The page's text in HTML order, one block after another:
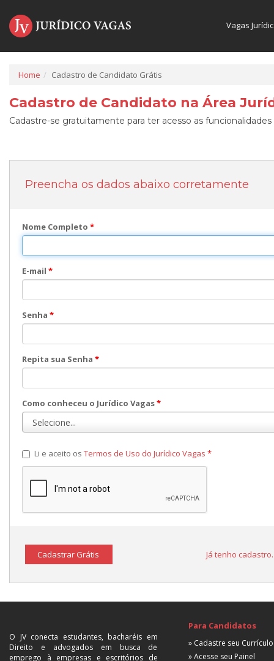
Vagas
Home Cadastro de Candidato Grátis
Cadastro de Candidato na Área
Cadastre-se gratuitamente para ter acesso as
Preencha os dados abaixo corretamente
Nome Completo *
E-mail *
Senha *
Repita sua Senha *
Como conheceu o Jurídico Vagas*
Li e aceito os Termos de Uso do Jurídico Vagas *
Cadastrar Grátis Já tenho
O JV conecta estudantes, bacharéis em
Direito e advogados em busca de
emprego à empresas e escritórios de
Para Candidatos
» Cadastre seu Currículo
» Acesse seu Painel